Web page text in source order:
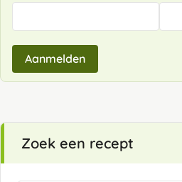
Aanmelden
Zoek een recept